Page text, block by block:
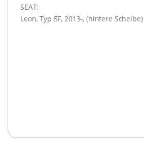
SEAT:
Leon, Typ 5F, 2013-, (hintere Scheibe)